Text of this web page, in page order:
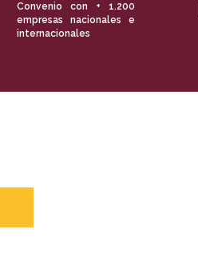
Convenio con + 1.200
empresas nacionales e
internacionales